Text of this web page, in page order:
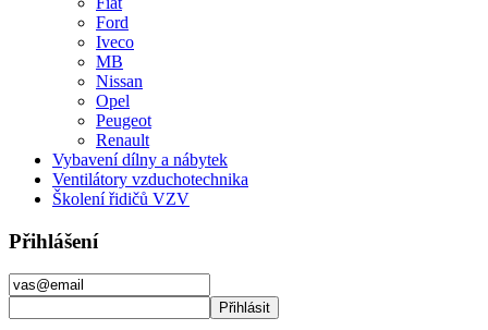
Ford
Iveco
MB
Nissan
Opel
Peugeot
Renault
Vybavení dílny a nábytek
Ventilátory vzduchotechnika
Školení řidičů VZV
Přihlášení